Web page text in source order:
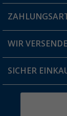
Blog
Jobs & Karriere
FAQ & Kontakt
Rücksendung
WIR
SICHER